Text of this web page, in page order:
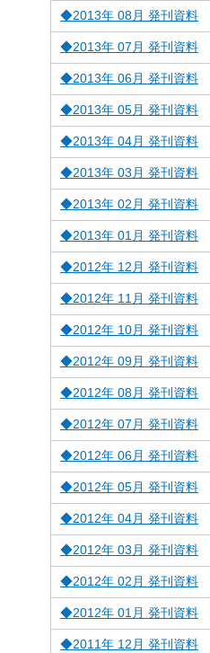
◆2013年 08月 発刊資料
◆2013年 07月 発刊資料
◆2013年 06月 発刊資料
◆2013年 05月 発刊資料
◆2013年 04月 発刊資料
◆2013年 03月 発刊資料
◆2013年 02月 発刊資料
◆2013年 01月 発刊資料
◆2012年 12月 発刊資料
◆2012年 11月 発刊資料
◆2012年 10月 発刊資料
◆2012年 09月 発刊資料
◆2012年 08月 発刊資料
◆2012年 07月 発刊資料
◆2012年 06月 発刊資料
◆2012年 05月 発刊資料
◆2012年 04月 発刊資料
◆2012年 03月 発刊資料
◆2012年 02月 発刊資料
◆2012年 01月 発刊資料
◆2011年 12月 発刊資料